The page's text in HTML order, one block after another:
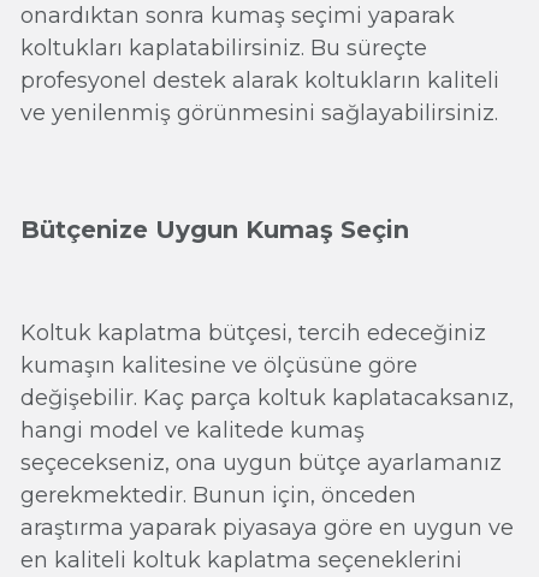
onardıktan sonra kumaş seçimi yaparak
koltukları kaplatabilirsiniz. Bu süreçte
profesyonel destek alarak koltukların kaliteli
ve yenilenmiş görünmesini sağlayabilirsiniz.
Bütçenize Uygun Kumaş Seçin
Koltuk kaplatma bütçesi, tercih edeceğiniz
kumaşın kalitesine ve ölçüsüne göre
değişebilir. Kaç parça koltuk kaplatacaksanız,
hangi model ve kalitede kumaş
seçecekseniz, ona uygun bütçe ayarlamanız
gerekmektedir. Bunun için, önceden
araştırma yaparak piyasaya göre en uygun ve
en kaliteli koltuk kaplatma seçeneklerini